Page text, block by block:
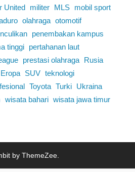
United militer MLS
mobil sport
olahraga otomotif
penembakan kampus
tinggi
pertahanan laut
prestasi olahraga
Rusia
SUV teknologi
Toyota Turki
Ukraina
wisata bahari wisata jawa timur
by ThemeZee.